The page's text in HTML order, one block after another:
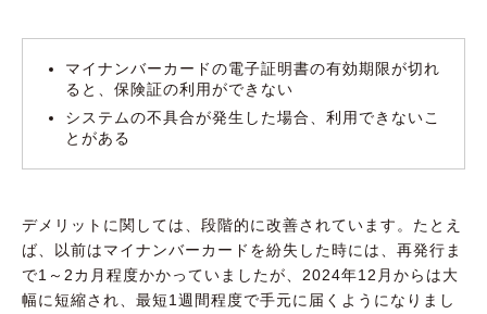
マイナンバーカードの電子証明書の有効期限が切れ
ると、保険証の利用ができない
システムの不具合が発生した場合、利用できないこ
とがある
デメリットに関しては、段階的に改善されています。たとえ
ば、以前はマイナンバーカードを紛失した時には、再発行ま
で1～2カ月程度かかっていましたが、2024年12月からは大
幅に短縮され、最短1週間程度で手元に届くようになりまし